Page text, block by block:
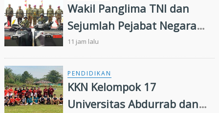
Wakil Panglima TNI dan
Sejumlah Pejabat Negara
Terima Warga Kehormatan
dan Brevet Korps Marinir
11 jam lalu
PENDIDIKAN
KKN Kelompok 17
Universitas Abdurrab dan